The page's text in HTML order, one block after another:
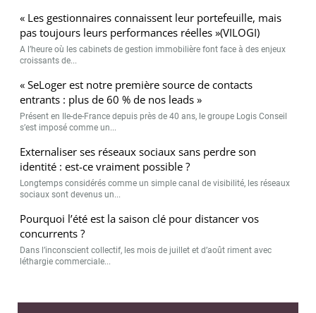
« Les gestionnaires connaissent leur portefeuille, mais
pas toujours leurs performances réelles »(VILOGI)
A l’heure où les cabinets de gestion immobilière font face à des enjeux
croissants de...
« SeLoger est notre première source de contacts
entrants : plus de 60 % de nos leads »
Présent en Ile-de-France depuis près de 40 ans, le groupe Logis Conseil
s’est imposé comme un...
Externaliser ses réseaux sociaux sans perdre son
identité : est-ce vraiment possible ?
Longtemps considérés comme un simple canal de visibilité, les réseaux
sociaux sont devenus un...
Pourquoi l’été est la saison clé pour distancer vos
concurrents ?
Dans l’inconscient collectif, les mois de juillet et d’août riment avec
léthargie commerciale...